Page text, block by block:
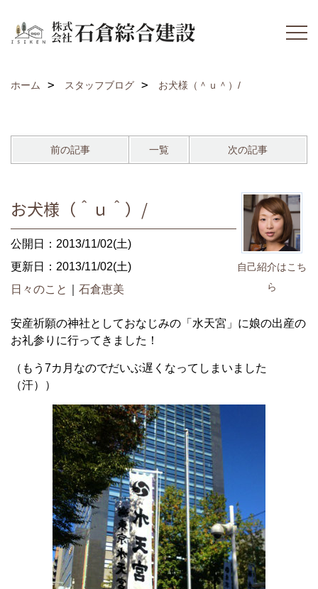
ホーム スタッフブログ お犬様（＾ｕ＾）/
前の記事 一覧 次の記事
自己紹介はこち
ら
お犬様（＾ｕ＾）/
公開日：2013/11/02(土)
更新日：2013/11/02(土)
日々のこと
石倉恵美
安産祈願の神社としておなじみの「水天宮」に娘の出産の
お礼参りに行ってきました！
（もう7カ月なのでだいぶ遅くなってしまいました
（汗））